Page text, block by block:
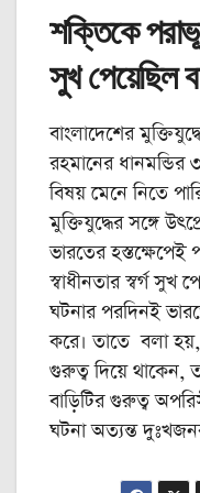
শক্তিকে
সুখ পেয়েছিল
বাংলাদেশের
রহমানের ধানমন্ডির
বিষয় মেনে নিতে
মুক্তিযুদ্ধের সঙ্গে
ভারতের
স্বাধীনতার স্বর্গ সুখ
ঘটনার পরদিনই
করে। তাতে বলা হয়,
গুরুত্ব দিয়ে থাকেন,
বাড়িটির গুরুত্ব
ঘটনা অত্যন্ত